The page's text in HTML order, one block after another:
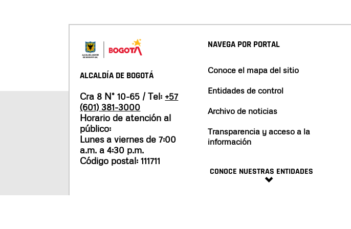
ALCALDÍA DE BOGOTÁ
Cra 8 N° 10-65 / Tel: +57
(601) 381-3000
Horario de atención al
público:
Lunes a viernes de 7:00
a.m. a 4:30 p.m.
Código postal: 111711
NAVEGA POR PORTAL
Conoce el mapa del sitio
Entidades de control
Archivo de noticias
Transparencia y acceso a la
información
CONOCE NUESTRAS ENTIDADES